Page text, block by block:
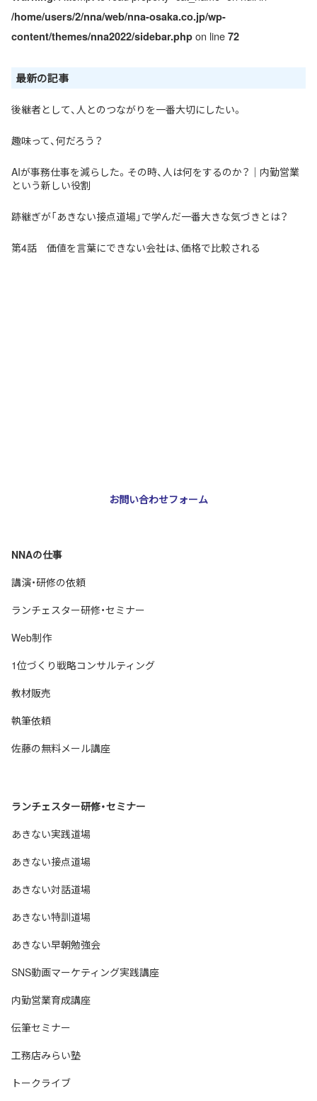
/home/users/2/nna/web/nna-osaka.co.jp/wp-
content/themes/nna2022/sidebar.php on line 72
最新の記事
後継者として、人とのつながりを一番大切にしたい。
趣味って、何だろう？
AIが事務仕事を減らした。その時、人は何をするのか？｜内勤営業
という新しい役割
跡継ぎが「あきない接点道場」で学んだ一番大きな気づきとは？
第4話 価値を言葉にできない会社は、価格で比較される
お問い合わせフォーム
NNAの仕事
講演・研修の依頼
ランチェスター研修・セミナー
Web制作
1位づくり戦略コンサルティング
教材販売
執筆依頼
佐藤の無料メール講座
ランチェスター研修・セミナー
あきない実践道場
あきない接点道場
あきない対話道場
あきない特訓道場
あきない早朝勉強会
SNS動画マーケティング実践講座
内勤営業育成講座
伝筆セミナー
工務店みらい塾
トークライブ